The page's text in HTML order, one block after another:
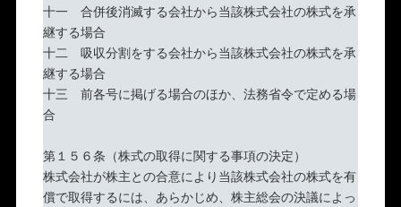
十一 合併後消滅する会社から当該株式会社の株式を承
継する場合
十二 吸収分割をする会社から当該株式会社の株式を承
継する場合
十三 前各号に掲げる場合のほか、法務省令で定める場
合
第１５６条（株式の取得に関する事項の決定）
株式会社が株主との合意により当該株式会社の株式を有
償で取得するには、あらかじめ、株主総会の決議によっ